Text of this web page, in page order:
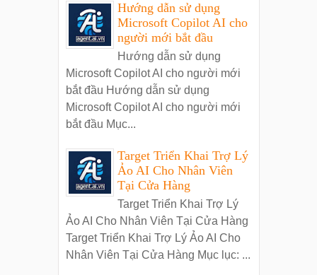
Hướng dẫn sử dụng
Microsoft Copilot AI cho
người mới bắt đầu
Hướng dẫn sử dụng
Microsoft Copilot AI cho người mới
bắt đầu Hướng dẫn sử dụng
Microsoft Copilot AI cho người mới
bắt đầu Mục...
Target Triển Khai Trợ Lý
Ảo AI Cho Nhân Viên
Tại Cửa Hàng
Target Triển Khai Trợ Lý
Ảo AI Cho Nhân Viên Tại Cửa Hàng
Target Triển Khai Trợ Lý Ảo AI Cho
Nhân Viên Tại Cửa Hàng Mục lục: ...